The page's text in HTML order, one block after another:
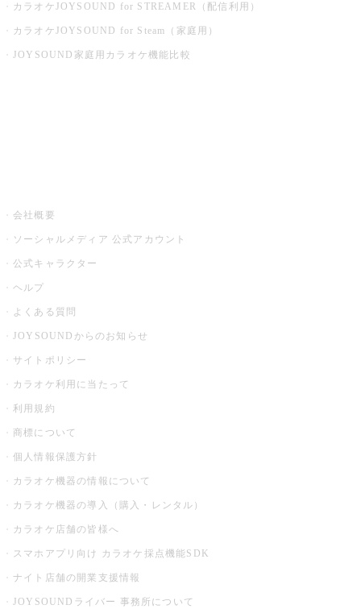
カラオケJOYSOUND for STREAMER（配信利用）
カラオケJOYSOUND for Steam（家庭用）
JOYSOUND家庭用カラオケ機能比較
会社概要
ソーシャルメディア 公式アカウント
公式キャラクター
ヘルプ
よくある質問
JOYSOUNDからのお知らせ
サイトポリシー
カラオケ利用に当たって
利用規約
商標について
個人情報保護方針
カラオケ機器の情報について
カラオケ機器の導入（購入・レンタル）
カラオケ店舗の皆様へ
スマホアプリ向け カラオケ採点機能SDK
ナイト店舗の開業支援情報
JOYSOUNDライバー 事務所について